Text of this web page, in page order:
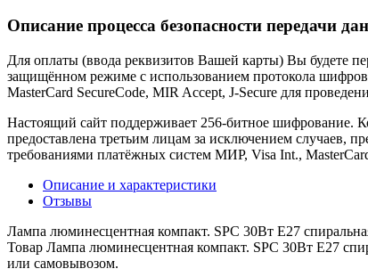
Описание процесса безопасности передачи
Для оплаты (ввода реквизитов Вашей карты) Вы
защищённом режиме с использованием протокола
MasterCard SecureCode, MIR Accept, J-Secure для
Настоящий сайт поддерживает 256-битное
предоставлена третьим лицам за исключением случаев,
требованиями платёжных систем МИР, Visa Int.,
Описание и характеристики
Отзывы
Лампа люминесцентная компакт. SPC 30Вт E27
Товар Лампа люминесцентная компакт. SPC 30Вт E27
или самовывозом.